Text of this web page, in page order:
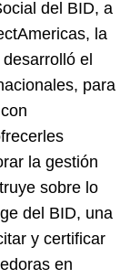
del BID, a
la
el
para
la gestión
sobre lo
del BID, una
y certificar
en